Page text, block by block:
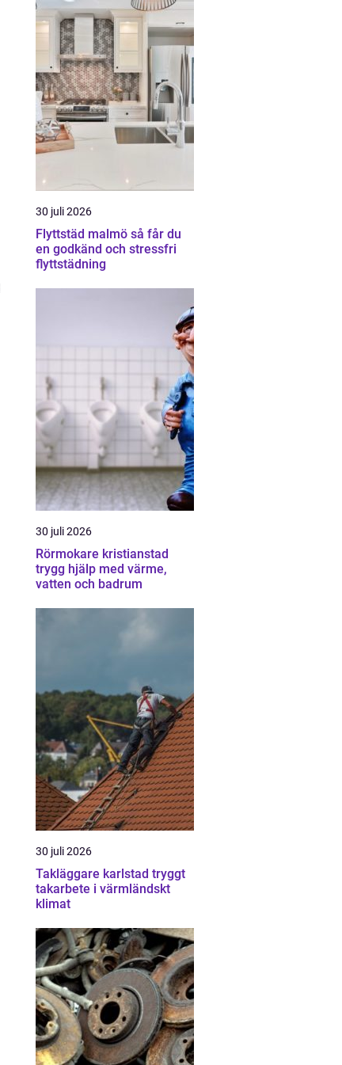
30 juli 2026
Flyttstäd malmö så får du
en godkänd och stressfri
flyttstädning
30 juli 2026
Rörmokare kristianstad
trygg hjälp med värme,
vatten och badrum
30 juli 2026
Takläggare karlstad tryggt
takarbete i värmländskt
klimat